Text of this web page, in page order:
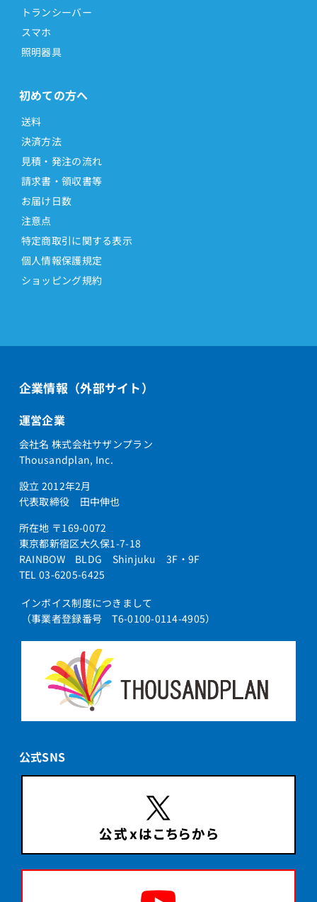
トランシーバー
スマホ
照明器具
初めての方へ
送料
決済方法
見積・発注の流れ
請求書・領収書等
お届け日数
注意点
特定商取引に関する表示
個人情報保護規定
ショッピング規約
企業情報（外部サイト）
運営企業
会社名 株式会社サザンプラン
Thousandplan, Inc.
設立 2012年2月
代表取締役 田中伸也
所在地 〒169-0072
東京都新宿区大久保1-7-18
RAINBOW BLDG Shinjuku 3F・9F
TEL 03-6205-6425
インボイス制度につきまして
（事業者登録番号 T6-0100-0114-4905）
公式SNS